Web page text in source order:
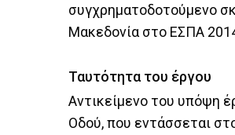
συγχρηματοδοτούμενο
Μακεδονία στο ΕΣΠΑ
Ταυτότητα του έργου
Αντικείμενο του υπόψη
Οδού, που εντάσσεται